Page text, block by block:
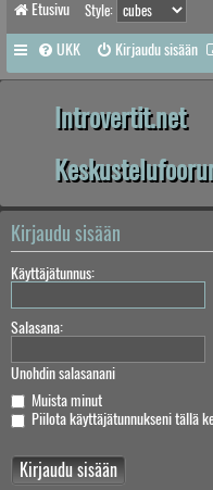
Etusivu Style:
UKK Kirjaudu sisään
Introvertit.net
Kirjaudu sisään
Käyttäjätunnus:
Salasana:
Unohdin salasanani
Muista minut
Piilota käyttäjätunnukseni tällä